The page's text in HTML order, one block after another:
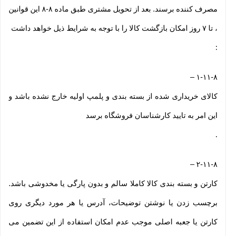
مصرف کننده برسند. بعد از تحویل مشتری طبق ماده ۸-۸ این قوانین
، تا ۷ روز امکان بازگشت کالا را با توجه به شرایط ذیل خواهد داشت
:
۱-۱۱-۸ –
کالای خریداری شده از بسته بندی و پلمپ اولیه خارج نشده باشد و
این امر به تایید کارشناسان فروشگاه برسد
.
۲-۱۱-۸–
کارتن و بسته بندی کالا کاملا سالم و بدون پارگی یا مخدوشی باشد.
برچسب زدن یا نوشتن توضیحات، آدرس یا هر مورد دیگری روی
کارتن یا جعبه اصلی موجب عدم امکان استفاده از این تضمین می